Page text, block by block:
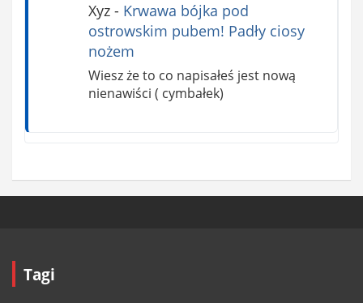
Xyz- Krwawa bójka pod
ostrowskim pubem! Padły ciosy
nożem
Wiesz że to co napisałeś jest nową
nienawiści ( cymbałek)
Tagi